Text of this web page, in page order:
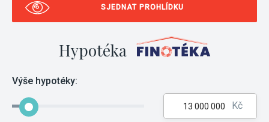
SJEDNAT PROHLÍDKU
Hypotéka
Výše hypotéky:
Kč